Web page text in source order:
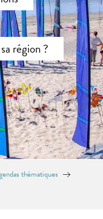
région ?
thématiques